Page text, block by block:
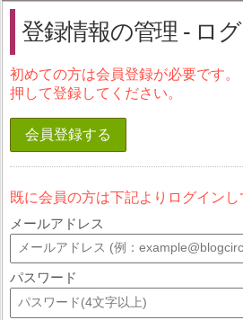
登録情報の管理 - ロ
初めての方は会員登録が必要です
押して登録してください。
会員登録する
既に会員の方は下記よりログインし
メールアドレス
パスワード